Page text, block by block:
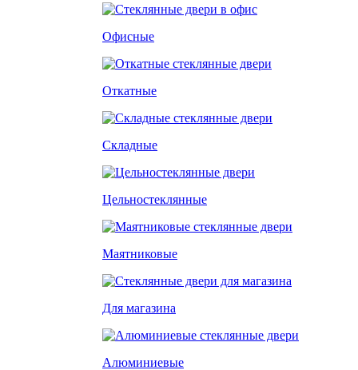
Офисные
Откатные
Складные
Цельностеклянные
Маятниковые
Для магазина
Алюминиевые